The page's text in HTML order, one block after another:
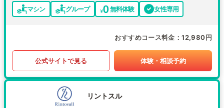
マシン グループ 無料体験 女性専用
おすすめコース料金 12,980円
公式サイトで見る 体験・相談予約
リントスル